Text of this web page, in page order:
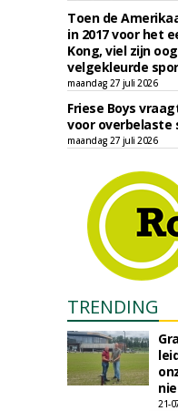
Toen de
in 2017 voor het
Kong, viel zijn
velgekleurde
maandag 27 juli 2026
Friese Boys
voor overbelaste
maandag 27 juli 2026
TRENDING
21-